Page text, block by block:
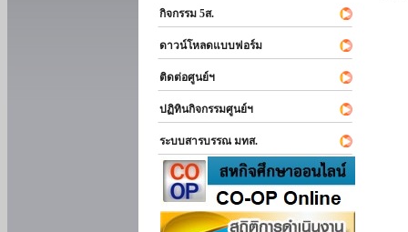
กิจกรรม 5ส.
ดาวน์โหลดแบบฟอร์ม
ติดต่อศูนย์ฯ
ปฏิทินกิจกรรมศูนย์ฯ
ระบบสารบรรณ มทส.